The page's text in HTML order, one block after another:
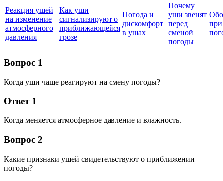
Реакция ушей
на изменение
атмосферного
давления
Как уши
сигнализируют о
приближающейся
грозе
Погода и
дискомфорт
в ушах
Почему
уши звенят
перед
сменой
погоды
Вопрос 1
Когда уши чаще реагируют на смену погоды?
Ответ 1
Когда меняется атмосферное давление и влажность.
Вопрос 2
Какие признаки ушей свидетельствуют о приближении
погоды?